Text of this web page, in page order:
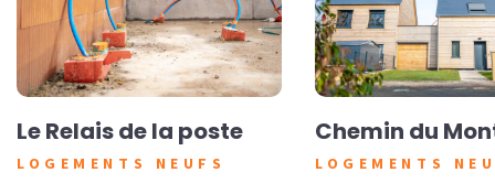
Le Relais de la poste
LOGEMENTS NEUFS
Chemin du
LOGEMENTS